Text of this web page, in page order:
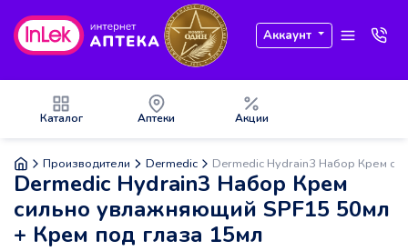
Аккаунт
Каталог Аптеки Акции
Производители Dermedic Dermedic Hydrain3 Набор Крем
Dermedic Hydrain3 Набор Крем
сильно увлажняющий SPF15 50мл
+ Крем под глаза 15мл